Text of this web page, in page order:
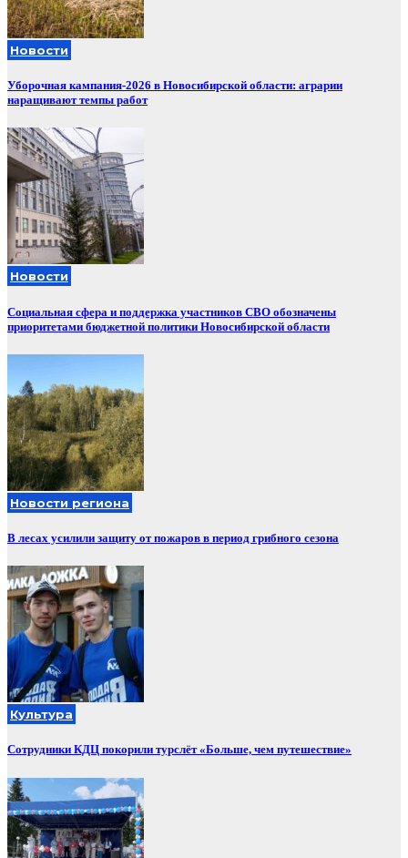
Новости
Уборочная кампания‑2026 в Новосибирской области: аграрии
наращивают темпы работ
Новости
Социальная сфера и поддержка участников СВО обозначены
приоритетами бюджетной политики Новосибирской области
Новости региона
В лесах усилили защиту от пожаров в период грибного сезона
Культура
Сотрудники КДЦ покорили турслёт «Больше, чем путешествие»